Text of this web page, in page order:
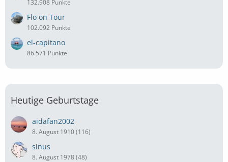
132.908 Punkte
Flo on Tour
102.092 Punkte
el-capitano
86.571 Punkte
Heutige Geburtstage
aidafan2002
8. August 1910 (116)
sinus
8. August 1978 (48)